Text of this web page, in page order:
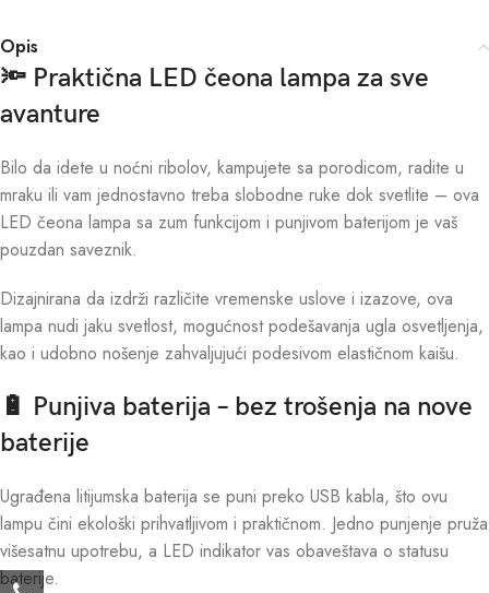
Opis
🔦 Praktična LED čeona lampa za sve
avanture
Bilo da idete u noćni ribolov, kampujete sa porodicom, radite u
mraku ili vam jednostavno treba slobodne ruke dok svetlite – ova
LED čeona lampa sa zum funkcijom i punjivom baterijom je vaš
pouzdan saveznik.
Dizajnirana da izdrži različite vremenske uslove i izazove, ova
lampa nudi jaku svetlost, mogućnost podešavanja ugla osvetljenja,
kao i udobno nošenje zahvaljujući podesivom elastičnom kaišu.
🔋 Punjiva baterija – bez trošenja na nove
baterije
Ugrađena litijumska baterija se puni preko USB kabla, što ovu
lampu čini ekološki prihvatljivom i praktičnom. Jedno punjenje pruža
višesatnu upotrebu, a LED indikator vas obaveštava o statusu
baterije.